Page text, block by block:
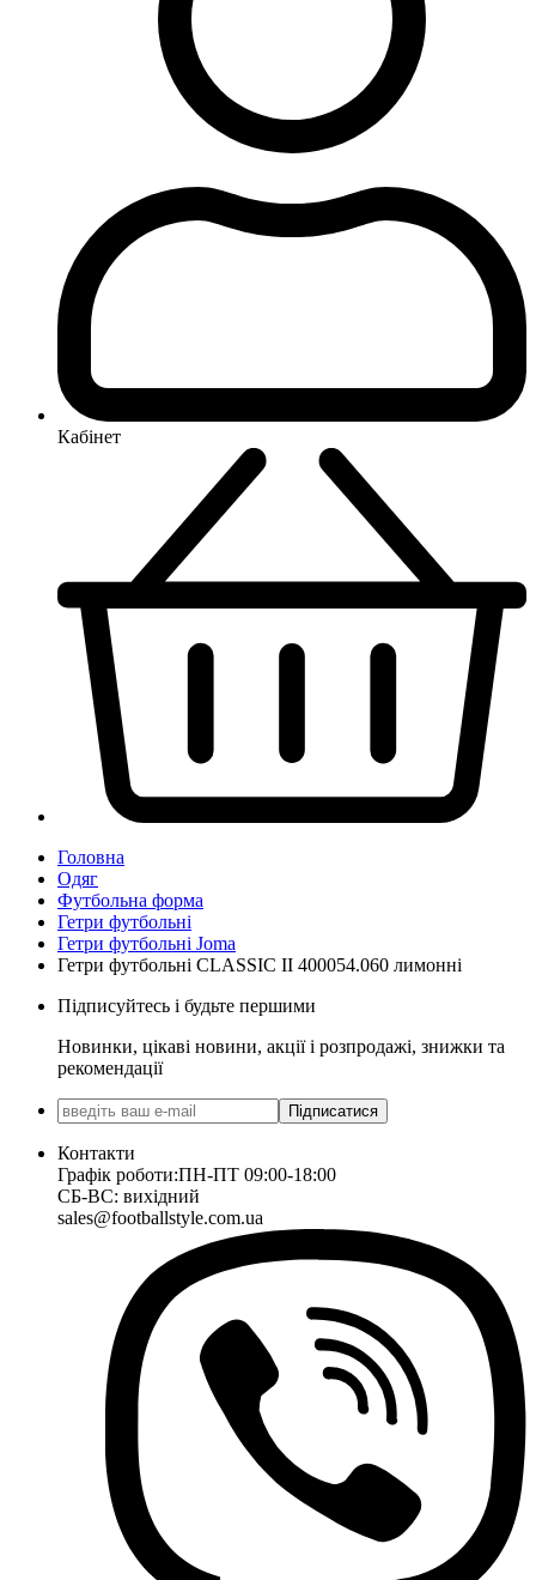
Кабінет
Головна
Одяг
Футбольна форма
Гетри футбольні
Гетри футбольні Joma
Гетри футбольні CLASSIC II 400054.060 лимонні
Підписуйтесь і будьте першими
Новинки, цікаві новини, акції і розпродажі, знижки та
рекомендації
Підписатися
Контакти
Графік роботи:ПН-ПТ 09:00-18:00
СБ-ВС: вихідний
sales@footballstyle.com.ua